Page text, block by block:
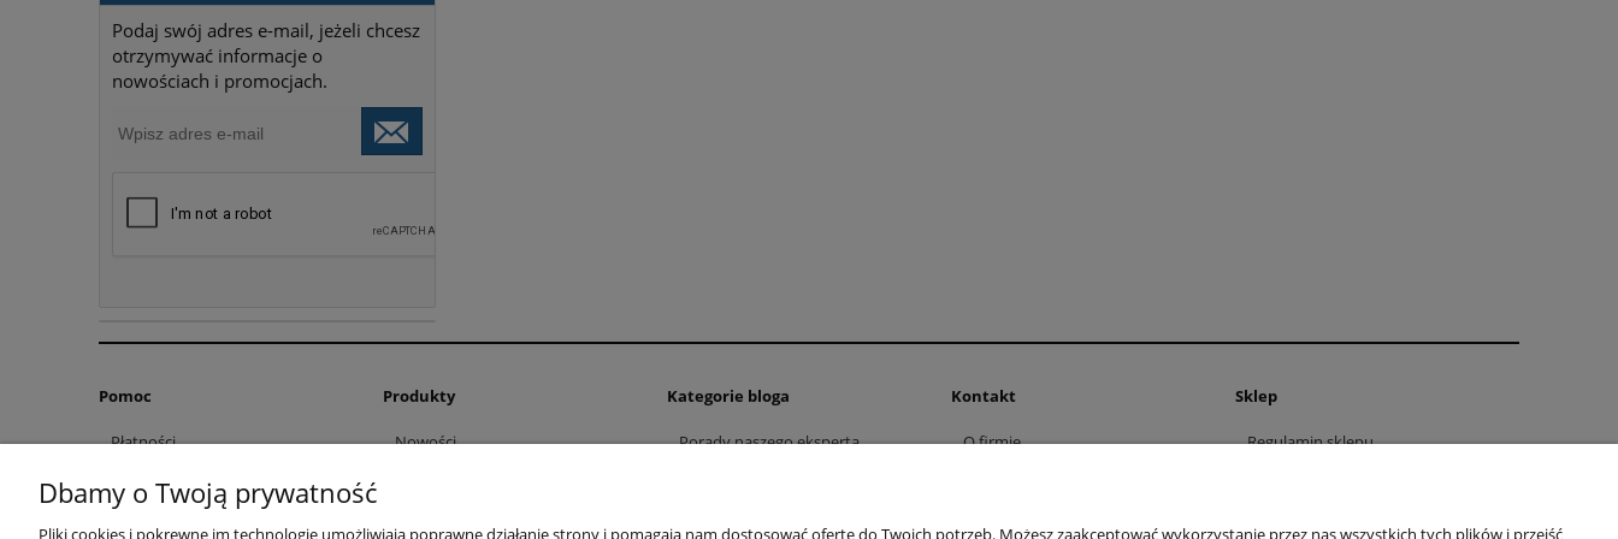
Podaj swój adres e-mail, jeżeli chcesz
otrzymywać informacje o
nowościach i promocjach.
Pomoc
Płatności
Produkty
Nowości
Kategorie bloga
Porady naszego eksperta
Budowlane ABC
Kontakt
O firmie
Sklep
Regulamin sklepu
Polityka prywatności
Dbamy o Twoją prywatność
Pliki cookies i pokrewne im technologie umożliwiają poprawne działanie strony i pomagają nam dostosować ofertę do Twoich potrzeb. Możesz zaakceptować wykorzystanie przez nas wszystkich tych plików i przejść